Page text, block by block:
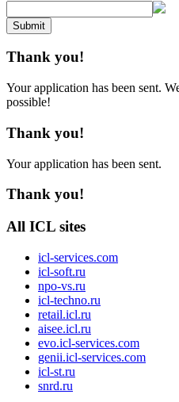
Submit
Thank you!
Your application has been sent.
possible!
Thank you!
Your application has been sent.
Thank you!
All ICL sites
icl-services.com
icl-soft.ru
npo-vs.ru
icl-techno.ru
retail.icl.ru
aisee.icl.ru
evo.icl-services.com
genii.icl-services.com
icl-st.ru
snrd.ru